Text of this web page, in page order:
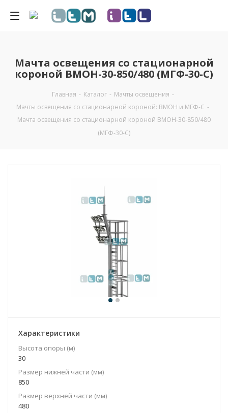
Мачта освещения со стационарной
короной ВМОН-30-850/480 (МГФ-30-С)
Главная - Каталог - Мачты освещения -
Мачты освещения со стационарной короной: ВМОН и МГФ-С -
Мачта освещения со стационарной короной ВМОН-30-850/480
(МГФ-30-С)
Характеристики
Высота опоры (м)
30
Размер нижней части (мм)
850
Размер верхней части (мм)
480